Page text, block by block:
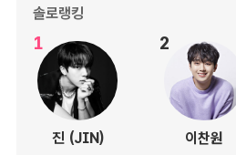
솔로랭킹
1
진 (JIN)
2
이찬원